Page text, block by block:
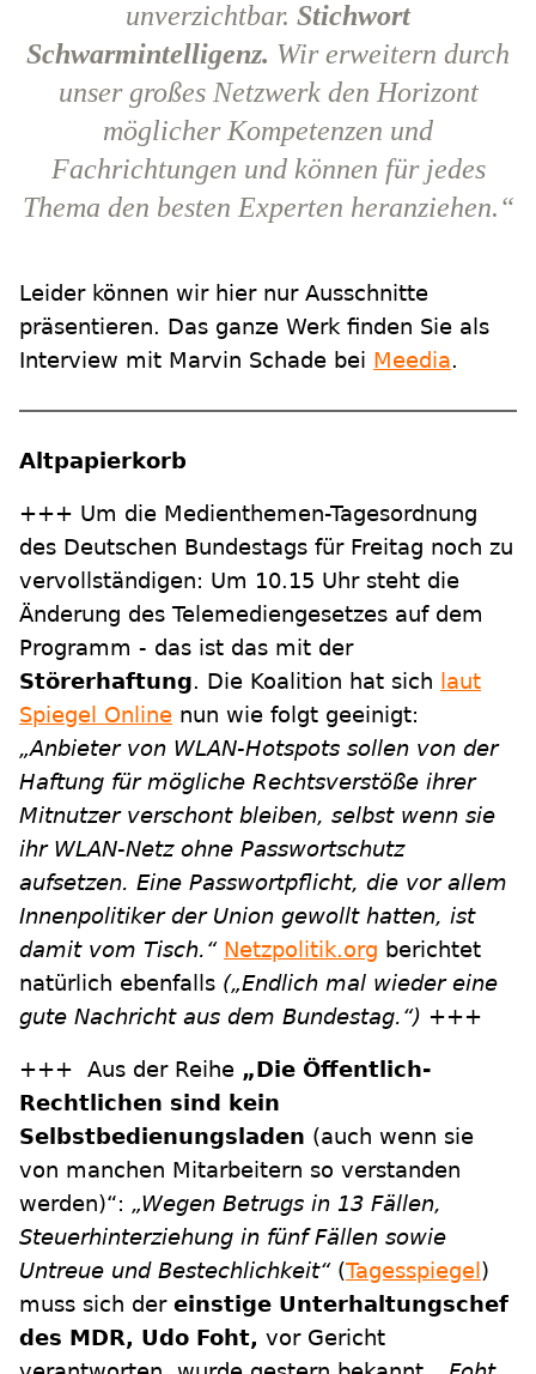
unverzichtbar. Stichwort
Schwarmintelligenz. Wir erweitern durch
unser großes Netzwerk den Horizont
möglicher Kompetenzen und
Fachrichtungen und können für jedes
Thema den besten Experten heranziehen.“
Leider können wir hier nur Ausschnitte
präsentieren. Das ganze Werk finden Sie als
Interview mit Marvin Schade bei Meedia.
Altpapierkorb
+++ Um die Medienthemen-Tagesordnung
des Deutschen Bundestags für Freitag noch zu
vervollständigen: Um 10.15 Uhr steht die
Änderung des Telemediengesetzes auf dem
Programm - das ist das mit der
Störerhaftung. Die Koalition hat sich
laut
Spiegel Online nun wie folgt geeinigt:
„Anbieter von WLAN-Hotspots sollen von der
Haftung für mögliche Rechtsverstöße ihrer
Mitnutzer verschont bleiben, selbst wenn sie
ihr WLAN-Netz ohne Passwortschutz
aufsetzen. Eine Passwortpflicht, die vor allem
Innenpolitiker der Union gewollt hatten, ist
damit vom Tisch.“ Netzpolitik.org berichtet
natürlich ebenfalls („Endlich mal wieder eine
gute Nachricht aus dem Bundestag.“) +++
+++ Aus der Reihe „Die Öffentlich-
Rechtlichen sind kein
Selbstbedienungsladen (auch wenn sie
von manchen Mitarbeitern so verstanden
werden)“: „Wegen Betrugs in 13 Fällen,
Steuerhinterziehung in fünf Fällen sowie
Untreue und Bestechlichkeit“ (Tagesspiegel )
muss sich dereinstige Unterhaltungschef
des MDR, Udo Foht, vor Gericht